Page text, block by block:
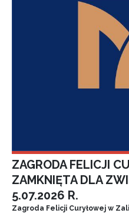
ZAGRODA FELICJI
ZAMKNIĘTA DLA
5.07.2026 R.
Zagroda Felicji Curyłowej w